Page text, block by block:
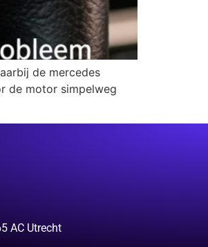
de mercedes
de motor simpelweg
AC Utrecht